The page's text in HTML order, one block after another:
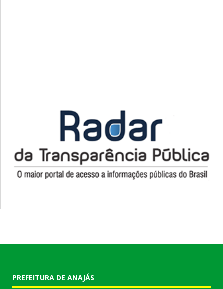
PREFEITURA DE ANAJÁS